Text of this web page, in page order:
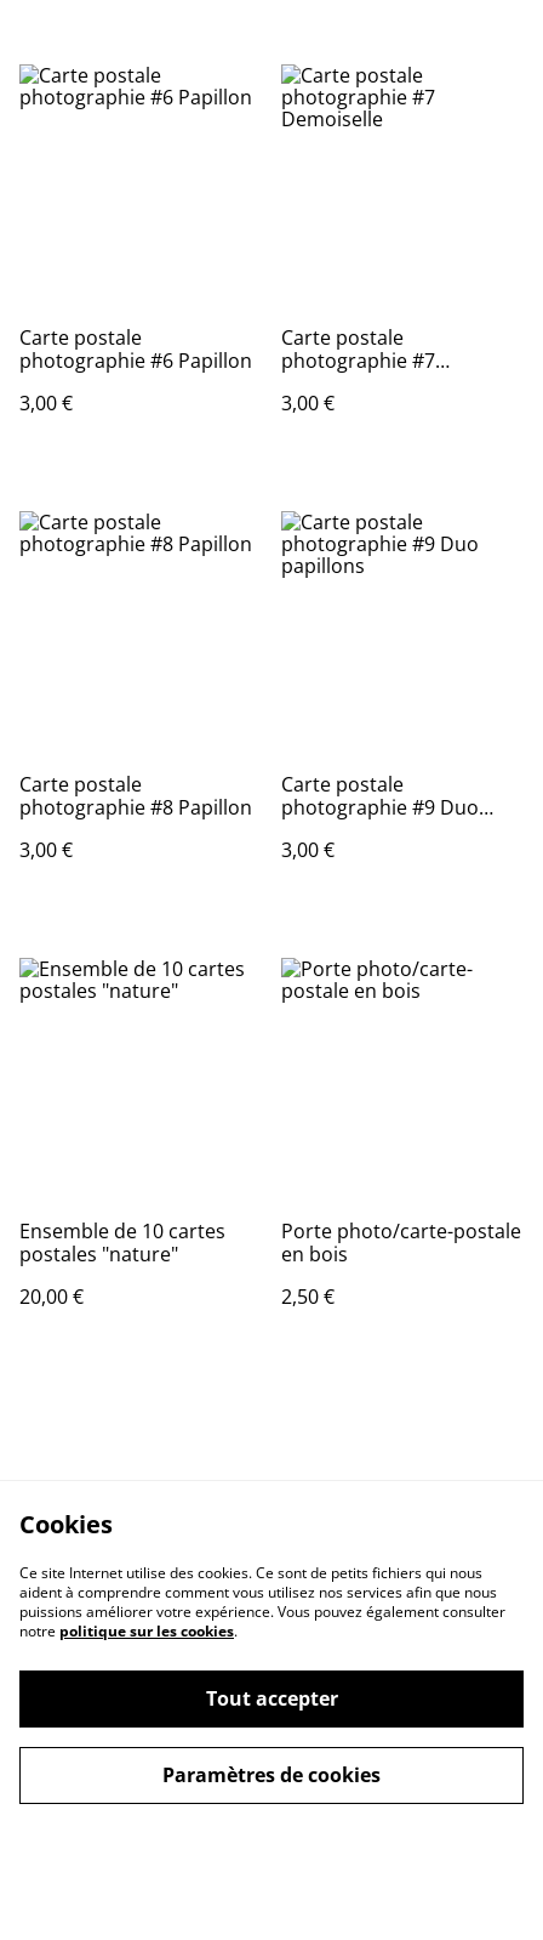
Carte postale
photographie #6 Papillon
3,00 €
Carte postale
photographie #7
3,00 €
Carte postale
photographie #8 Papillon
3,00 €
Carte postale
photographie #9 Duo
3,00 €
Ensemble de 10 cartes
postales "nature"
20,00 €
Porte photo/carte-postale
en bois
2,50 €
CGV
Politique de
Cookies
Ce site Internet utilise des cookies. Ce sont de petits fichiers qui nous
aident à comprendre comment vous utilisez nos services afin que nous
puissions améliorer votre expérience. Vous pouvez également consulter
notre politique sur les cookies.
Tout accepter
Paramètres de cookies